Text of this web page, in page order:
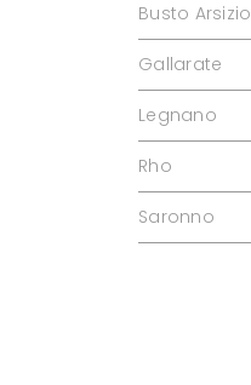
Busto Arsizio
Gallarate
Legnano
Rho
Saronno